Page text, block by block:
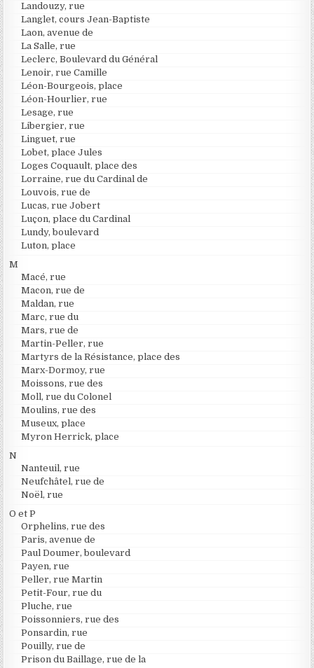
Landouzy, rue
Langlet, cours Jean-Baptiste
Laon, avenue de
La Salle, rue
Leclerc, Boulevard du Général
Lenoir, rue Camille
Léon-Bourgeois, place
Léon-Hourlier, rue
Lesage, rue
Libergier, rue
Linguet, rue
Lobet, place Jules
Loges Coquault, place des
Lorraine, rue du Cardinal de
Louvois, rue de
Lucas, rue Jobert
Luçon, place du Cardinal
Lundy, boulevard
Luton, place
M
Macé, rue
Macon, rue de
Maldan, rue
Marc, rue du
Mars, rue de
Martin-Peller, rue
Martyrs de la Résistance, place des
Marx-Dormoy, rue
Moissons, rue des
Moll, rue du Colonel
Moulins, rue des
Museux, place
Myron Herrick, place
N
Nanteuil, rue
Neufchâtel, rue de
Noël, rue
O et P
Orphelins, rue des
Paris, avenue de
Paul Doumer, boulevard
Payen, rue
Peller, rue Martin
Petit-Four, rue du
Pluche, rue
Poissonniers, rue des
Ponsardin, rue
Pouilly, rue de
Prison du Baillage, rue de la